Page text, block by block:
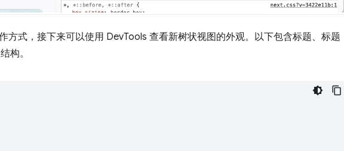
方式，接下来可以使用 DevTools 查看新树状视图的外观。以下包含标题、标题
构。